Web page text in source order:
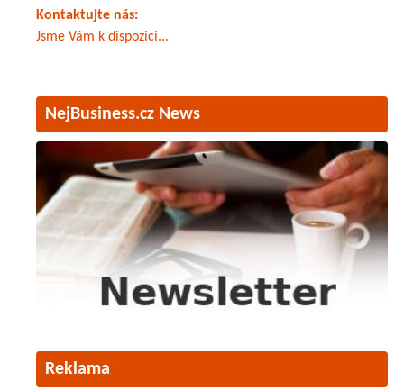
Kontaktujte nás:
Jsme Vám k dispozici...
NejBusiness.cz News
Reklama